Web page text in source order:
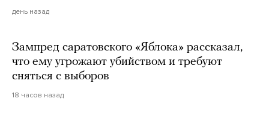
день назад
Зампред саратовского «Яблока» рассказал,
что ему угрожают убийством и требуют
сняться с выборов
18 часов назад